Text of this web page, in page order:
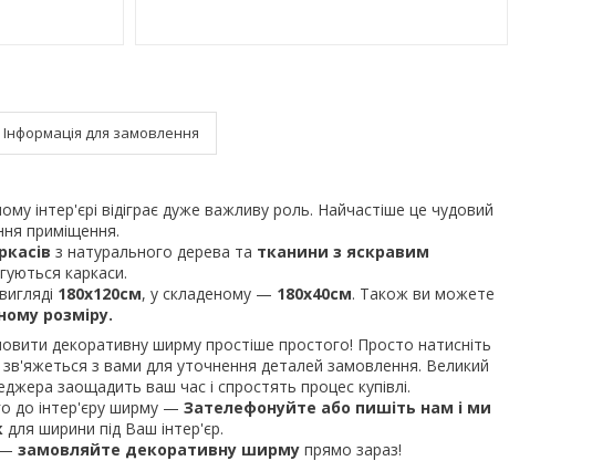
Інформація для замовлення
інтер'єрі відіграє дуже важливу роль. Найчастіше це чудовий
приміщення.
з натурального дерева та тканини з яскравим
каркаси.
180х120см, у складеному — 180х40см. Також ви можете
розміру.
декоративну ширму простіше простого! Просто натисніть
з вами для уточнення деталей замовлення. Великий
заощадить ваш час і спростять процес купівлі.
до інтер'єру ширму — Зателефонуйте або пишіть нам і ми
для ширини під Ваш інтер'єр.
замовляйте декоративну ширму прямо зараз!